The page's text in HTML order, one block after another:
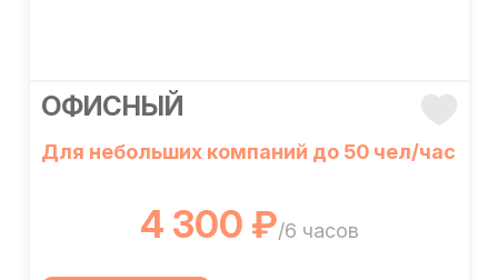
ОФИСНЫЙ
Для небольших компаний до 50 чел/час
4 300 ₽/6 часов